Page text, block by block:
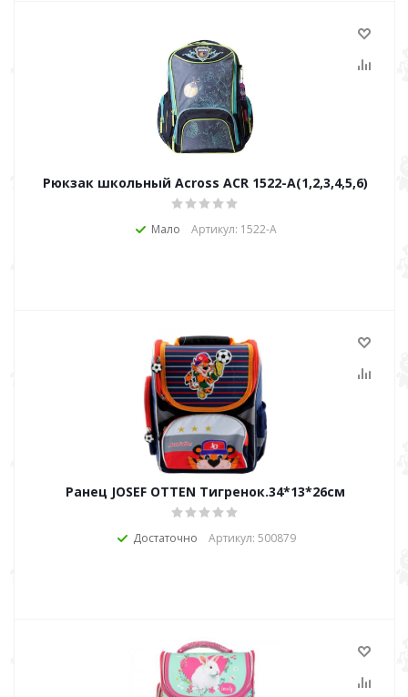
Рюкзак школьный Across ACR 1522-А(1,2,3,4,5,6)
Мало Артикул: 1522-А
Ранец JOSEF OTTEN Тигренок.34*13*26см
Достаточно Артикул: 500879